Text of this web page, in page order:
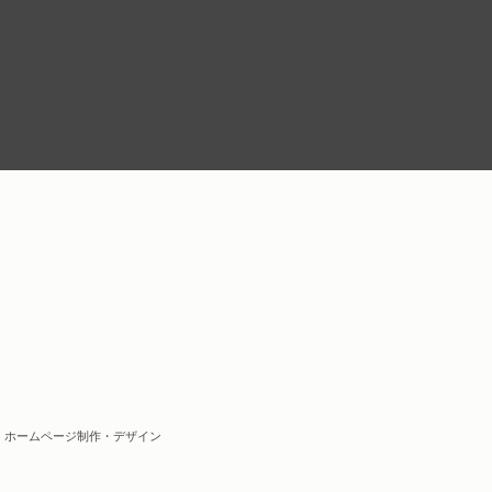
ームページ制作・デザイン